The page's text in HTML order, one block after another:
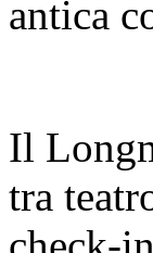
antica
Il
tra